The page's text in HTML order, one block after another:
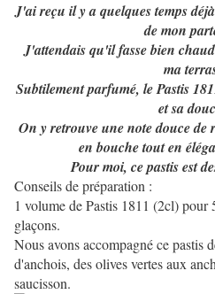
J'ai reçu il y a quelques temps
de mon
J'attendais qu'il fasse bien
ma
Subtilement parfumé, le Pastis
et sa
On y retrouve une note douce de
en bouche tout en
Pour moi, ce pastis est
Conseils de préparation :
1 volume de Pastis 1811 (2cl) pour
glaçons.
Nous avons accompagné ce pastis
d'anchois, des olives vertes aux
saucisson.